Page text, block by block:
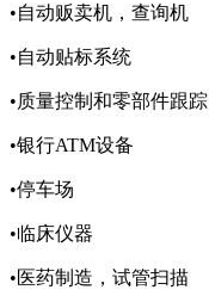
•自动贩卖机，查询机
•自动贴标系统
•质量控制和零部件跟踪
•银行ATM设备
•停车场
•临床仪器
•医药制造，试管扫描